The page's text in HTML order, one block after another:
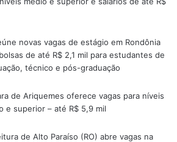
novas vagas de estágio em Rondônia
de até R$ 2,1 mil para estudantes de
técnico e pós-graduação
de Ariquemes oferece vagas para níveis
e superior – até R$ 5,9 mil
de Alto Paraíso (RO) abre vagas na